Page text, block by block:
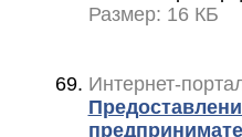
Размер: 16 КБ
Интернет-